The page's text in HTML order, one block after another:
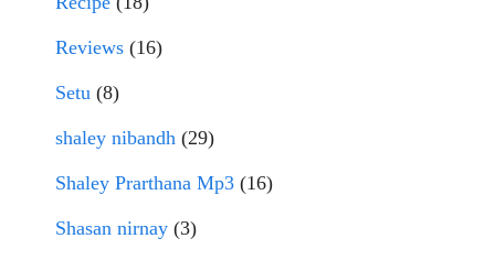
Reviews (16)
Setu (8)
shaley nibandh (29)
Shaley Prarthana Mp3 (16)
Shasan nirnay (3)